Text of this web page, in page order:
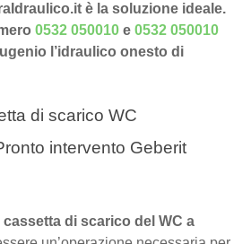
è la soluzione ideale.
0532 050010 e0532 050010
l’idraulico onesto di
di scarico WC
intervento Geberit
di scarico del WC a